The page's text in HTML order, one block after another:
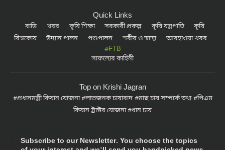
Quick Links
বাড়ি খবর কৃষি শিক্ষা সরকারী প্রকল্প কৃষি যন্ত্রপাতি
কৃষি
বিশ্বকোষ
উদ্যান পালন পশুপালন শরীর ও স্বাস্থ্য
আবহাওয়া খবর
#FTB
সাফল্যের কাহিনী
Top on Krishi Jagran
প্রধানমন্ত্রী কিষান যোজনা লাভজনক চাষাবাদ মাছ চাষ সম্পর্কে তথ্য
পিএম
কিষান ট্রাক্টর যোজনা ধান চাষ
Subscribe to our Newsletter. You choose the topics